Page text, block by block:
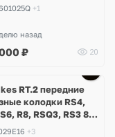
+1
назад
₽ 20
RT.2 передние
колодки RS4,
R8, RSQ3, RS3 8V
8 шт)
+3